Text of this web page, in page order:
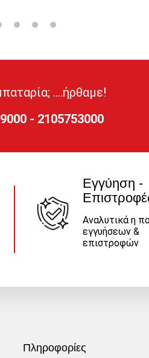
....ήρθαμε!
- 2105753000
Εγγύηση -
Αναλυτικά η
εγγυήσεων &
επιστροφών
Πληροφορίες